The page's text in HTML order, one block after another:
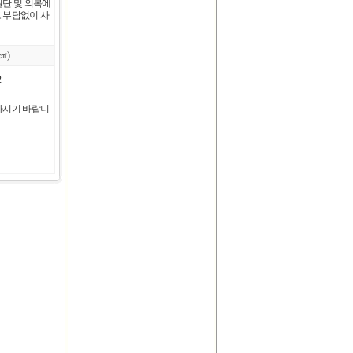
및 의복에
부담없이 사
)
기 바랍니